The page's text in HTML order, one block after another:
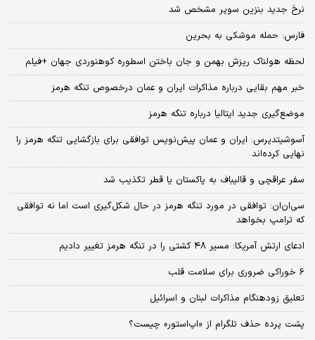
نرخ جدید بنزین سوپر مشخص شد
فارس: حمله موشکی به بحرین
لحظه هولناک ریزش بهمن و جان باختن اسطوره کوهنوردی جهان +فیلم
خبر مهم بقایی درباره مذاکرات ایران و عمان درخصوص تنگه هرمز
موضع‌گیری جدید ایتالیا درباره تنگه هرمز
آسوشیتدپرس: ایران و عمان پیش‌‌نویس توافقی برای بازگشایی تنگه هرمز را
نهایی کرده‌اند
سفر عراقچی و قالیباف به پاکستان یا قطر تکذیب شد
سی‌ان‌ان: توافقی در مورد تنگه هرمز در حال شکل‌گیری است اما نه توافقی
که ترامپ بخواهد
ادعای ارتش آمریکا: مسیر ۴۸ کشتی را در تنگه هرمز تغییر دادیم
6 خوراکی ضروری برای سلامت قلب
تعلیق زودهنگام مذاکرات لبنان و اسرائیل
پشت پرده حذف تلگرام از «اپ‌استور» چیست؟